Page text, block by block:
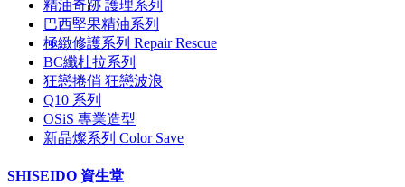
精油奇跡 護理系列
巴西堅果精油系列
極緻修護系列 Repair Rescue
BC纖杜拉系列
狂戀捲俏 狂戀波浪
Q10 系列
OSiS 專業造型
新晶燦系列 Color Save
SHISEIDO 資生堂